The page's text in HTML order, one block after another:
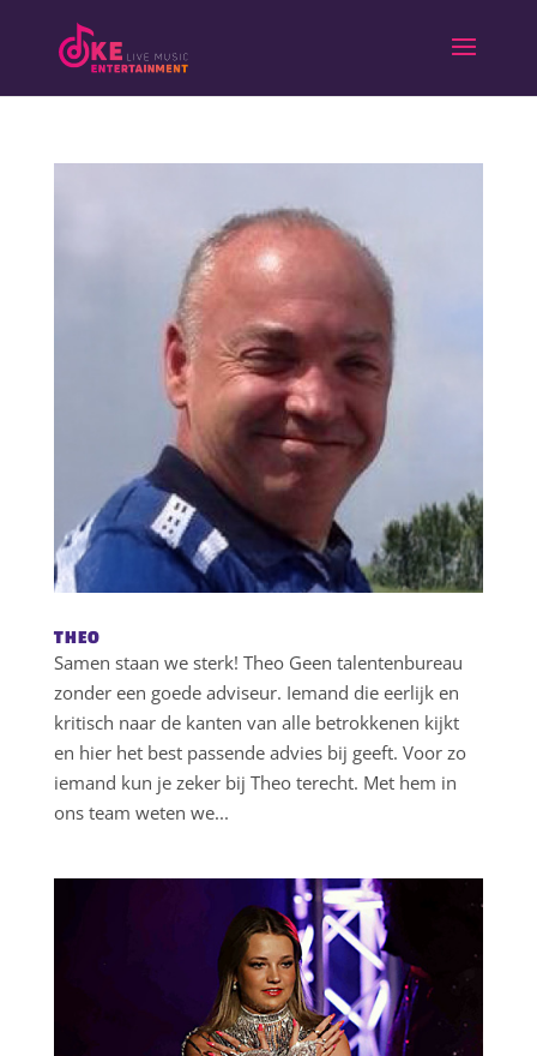
THEO
Samen staan we sterk! Theo Geen talentenbureau
zonder een goede adviseur. Iemand die eerlijk en
kritisch naar de kanten van alle betrokkenen kijkt
en hier het best passende advies bij geeft. Voor zo
iemand kun je zeker bij Theo terecht. Met hem in
ons team weten we...